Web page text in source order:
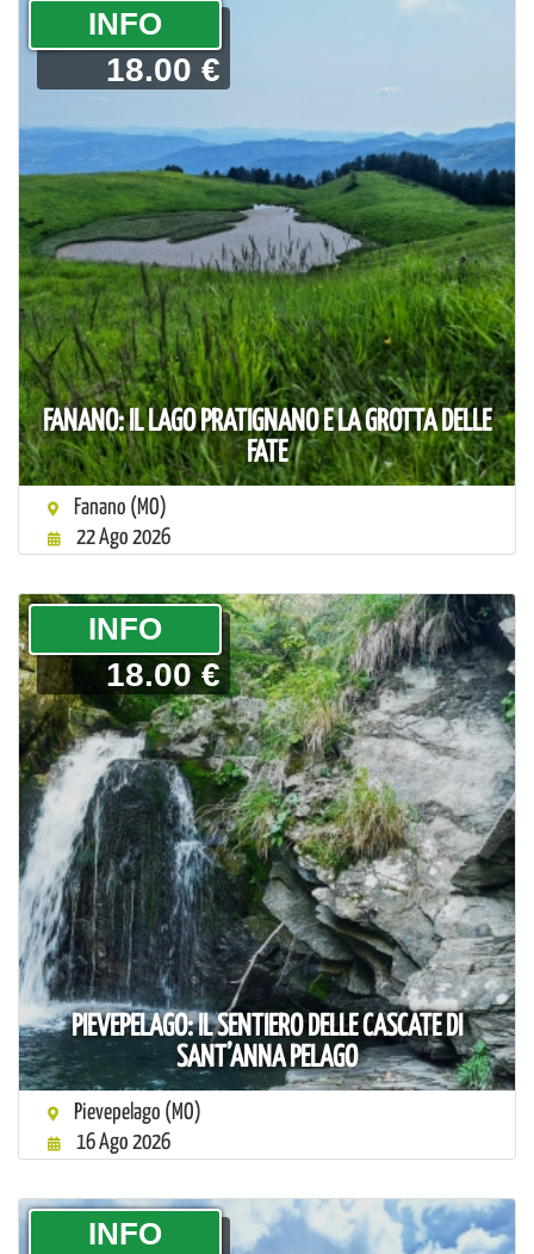
FANANO: IL LAGO PRATIGNANO E LA GROTTA DELLE
FATE
­INFO
18.00 €
Fanano (MO)
22 Ago 2026
PIEVEPELAGO: IL SENTIERO DELLE CASCATE DI
SANT’ANNA PELAGO
­INFO
18.00 €
Pievepelago (MO)
16 Ago 2026
­INFO